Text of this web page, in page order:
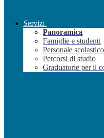
Servizi
Panoramica
Famiglie e studenti
Personale scolastico
Percorsi di studio
Graduatorie per il